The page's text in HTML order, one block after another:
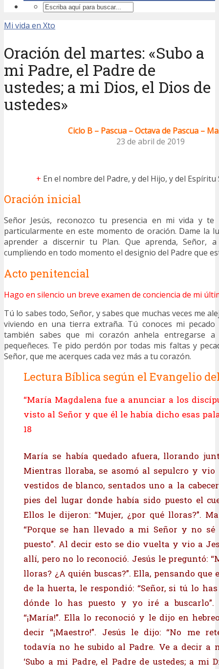
Mi vida en Xto
Oración del martes: «Subo a
mi Padre, el Padre de
ustedes; a mi Dios, el Dios de
ustedes»
Ciclo B – Pascua – Octava de Pascua –
23 de abril de 2019
+ En el nombre del Padre, y del Hijo, y del Espíritu
Oración inicial
Señor Jesús, reconozco tu presencia en mi vida y te
particularmente en este momento de oración. Dame la
aprender a discernir tu Plan. Que aprenda, Señor,
cumpliendo en todo momento el designio del Padre que
Acto penitencial
Hago en silencio un breve examen de conciencia de mi
Tú lo sabes todo, Señor, y sabes que muchas veces me
viviendo en una tierra extraña. Tú conoces mi
también sabes que mi corazón anhela entregarse
pequeñeces. Te pido perdón por todas mis faltas y
Señor, que me acerques cada vez más a tu corazón.
Lectura Bíblica según el Evangelio
“María Magdalena fue a anunciar a los
visto al Señor y que él le había dicho esas
18
María se había quedado afuera, llorando
Mientras lloraba, se asomó al sepulcro y vio
vestidos de blanco, sentados uno a la
pies del lugar donde había sido puesto el
Ellos le dijeron: “Mujer, ¿por qué lloras?”.
“Porque se han llevado a mi Señor y no
puesto”. Al decir esto se dio vuelta y vio a
allí, pero no lo reconoció. Jesús le preguntó:
lloras? ¿A quién buscas?”. Ella, pensando que
de la huerta, le respondió: “Señor, si tú lo
dónde lo has puesto y yo iré a buscarlo”.
“¡María!”. Ella lo reconoció y le dijo en hebreo:
decir “¡Maestro!”. Jesús le dijo: “No me
todavía no he subido al Padre. Ve a decir a
‘Subo a mi Padre, el Padre de ustedes; a mi